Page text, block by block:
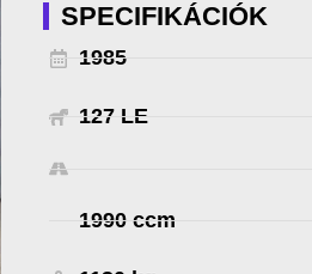
SPECIFIKÁCIÓK
1985
127 LE
1990 ccm